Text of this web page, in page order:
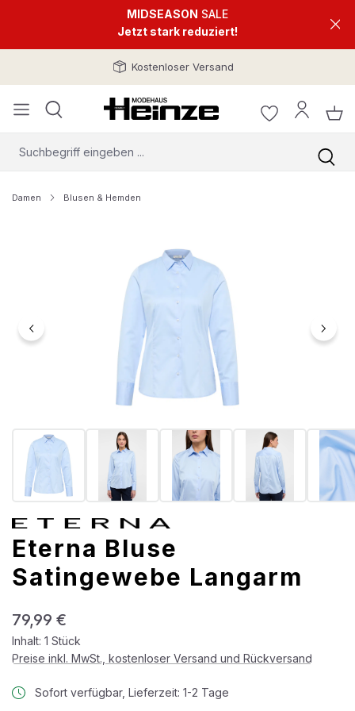
MIDSEASON SALE
Jetzt stark reduziert!
Kostenloser Versand
Damen Blusen & Hemden
Bildergalerie überspringen
Eterna Bluse
Satingewebe Langarm
Regulärer Preis:
79,99 €
Inhalt: 1 Stück
Preise inkl. MwSt., kostenloser Versand und Rückversand
Sofort verfügbar, Lieferzeit: 1-2 Tage